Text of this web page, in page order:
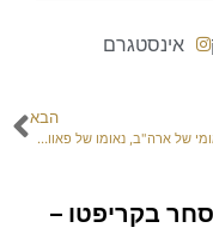
אינסטגרם
הבא
החוב הלאומי של ארה"ב, נאומו של פאוול ועוד הפתעות
בקריפטו –